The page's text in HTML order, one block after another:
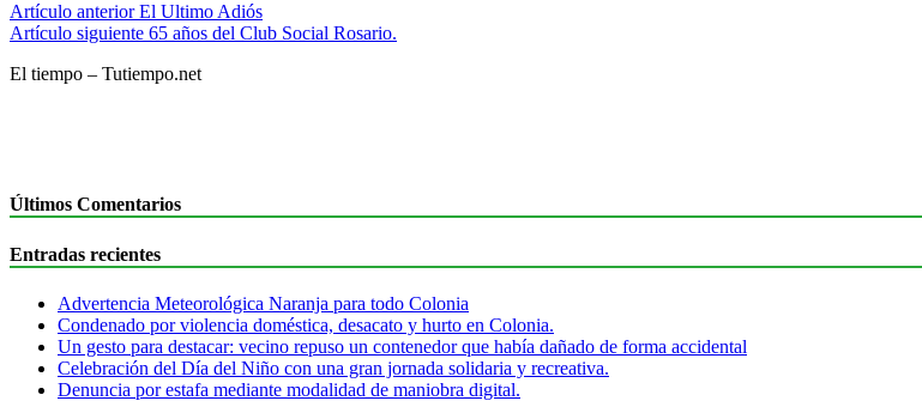
Artículo anterior El Ultimo Adiós
Artículo siguiente 65 años del Club Social Rosario.
El tiempo – Tutiempo.net
Últimos Comentarios
Entradas recientes
Advertencia Meteorológica Naranja para todo Colonia
Condenado por violencia doméstica, desacato y hurto en Colonia.
Un gesto para destacar: vecino repuso un contenedor que había dañado de forma accidental
Celebración del Día del Niño con una gran jornada solidaria y recreativa.
Denuncia por estafa mediante modalidad de maniobra digital.